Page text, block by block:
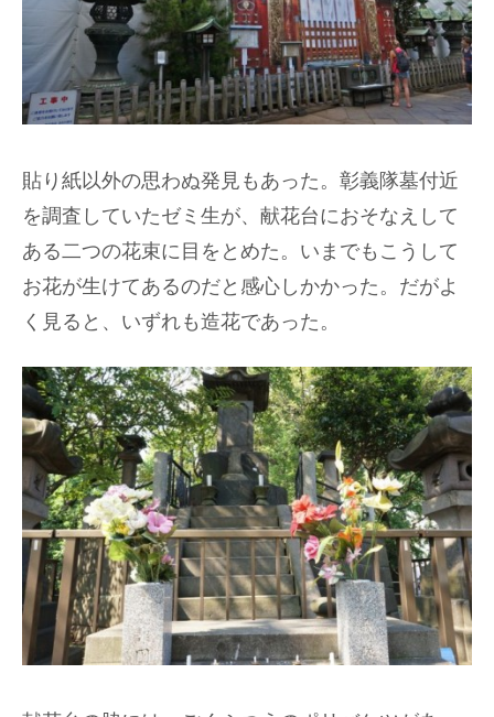
貼り紙以外の思わぬ発見もあった。彰義隊墓付近
を調査していたゼミ生が、献花台におそなえして
ある二つの花束に目をとめた。いまでもこうして
お花が生けてあるのだと感心しかかった。だがよ
く見ると、いずれも造花であった。